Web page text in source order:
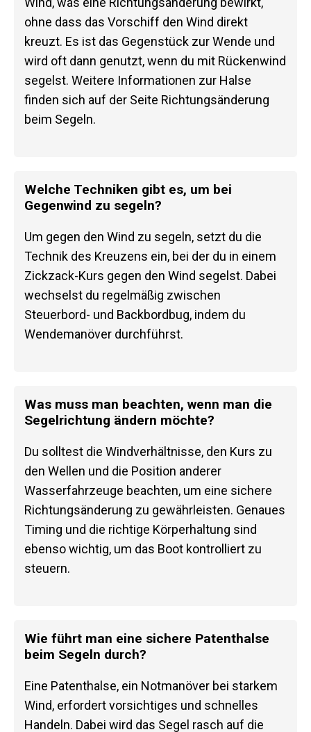
ohne dass das Vorschiff den Wind direkt
kreuzt. Es ist das Gegenstück zur Wende und
wird oft dann genutzt, wenn du mit Rückenwind
segelst. Weitere Informationen zur Halse
finden sich auf der Seite Richtungsänderung
beim Segeln.
Welche Techniken gibt es, um bei
Gegenwind zu segeln?
Um gegen den Wind zu segeln, setzt du die
Technik des Kreuzens ein, bei der du in einem
Zickzack-Kurs gegen den Wind segelst. Dabei
wechselst du regelmäßig zwischen
Steuerbord- und Backbordbug, indem du
Wendemanöver durchführst.
Was muss man beachten, wenn man die
Segelrichtung ändern möchte?
Du solltest die Windverhältnisse, den Kurs zu
den Wellen und die Position anderer
Wasserfahrzeuge beachten, um eine sichere
Richtungsänderung zu gewährleisten. Genaues
Timing und die richtige Körperhaltung sind
ebenso wichtig, um das Boot kontrolliert zu
steuern.
Wie führt man eine sichere Patenthalse
beim Segeln durch?
Eine Patenthalse, ein Notmanöver bei starkem
Wind, erfordert vorsichtiges und schnelles
Handeln. Dabei wird das Segel rasch auf die